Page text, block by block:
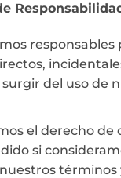
responsables
del uso de
el derecho de
si
términos